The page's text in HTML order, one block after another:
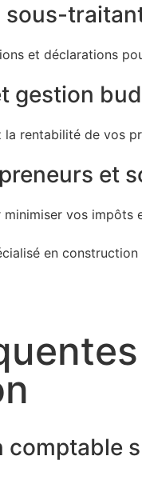
sous-
et déclarations
gestion
rentabilité de vos
et
minimiser vos
en
comptable